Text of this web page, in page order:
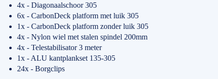
4x - Diagonaalschoor 305
6x - CarbonDeck platform met luik 305
1x - CarbonDeck platform zonder luik 305
4x - Nylon wiel met stalen spindel 200mm
4x - Telestabilisator 3 meter
1x - ALU kantplankset 135-305
24x - Borgclips